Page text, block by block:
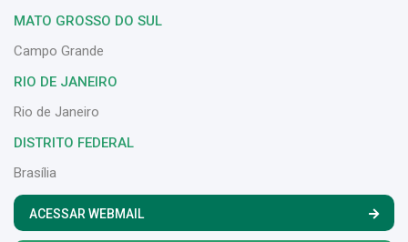
MATO GROSSO DO SUL
Campo Grande
RIO DE JANEIRO
Rio de Janeiro
DISTRITO FEDERAL
Brasília
ACESSAR WEBMAIL